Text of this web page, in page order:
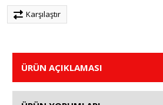
Karşılaştır
ÜRÜN AÇIKLAMASI